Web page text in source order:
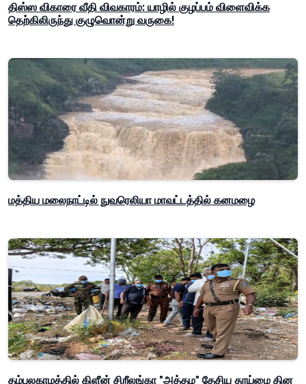
திஸ்ஸ விகாரை வீதி விவகாரம்: யாழில் குழப்பம் விளைவிக்க
தெற்கிலிருந்து குழுவொன்று வருகை!
மத்திய மலைநாட்டில் நுவரெலியா மாவட்டத்தில் கனமழை
தம்பலகாமத்தில் கிளீன் சிறீலங்கா "அத்தம" தேசிய தூய்மை தின